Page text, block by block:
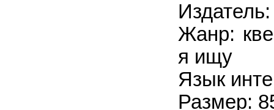
Жанр:
я ищу
Язык
Размер: